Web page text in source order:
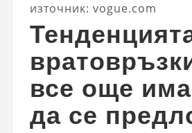
източник: vogue.com
все още
да се